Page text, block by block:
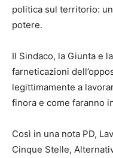
politica sul territorio:
potere.
Il Sindaco, la Giunta e
farneticazioni
legittimamente a
finora e come faranno
Così in una nota PD,
Cinque Stelle,